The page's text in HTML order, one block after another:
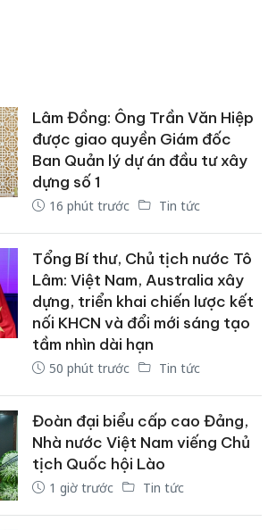
Lâm Đồng: Ông Trần Văn Hiệp
được giao quyền Giám đốc
Ban Quản lý dự án đầu tư xây
dựng số 1
16 phút trước Tin tức
Tổng Bí thư, Chủ tịch nước Tô
Lâm: Việt Nam, Australia xây
dựng, triển khai chiến lược kết
nối KHCN và đổi mới sáng tạo
tầm nhìn dài hạn
50 phút trước Tin tức
Đoàn đại biểu cấp cao Đảng,
Nhà nước Việt Nam viếng Chủ
tịch Quốc hội Lào
1 giờ trước Tin tức